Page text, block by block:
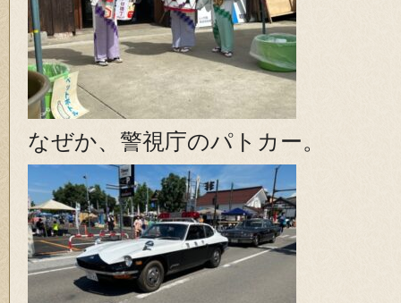
なぜか、警視庁のパトカー。